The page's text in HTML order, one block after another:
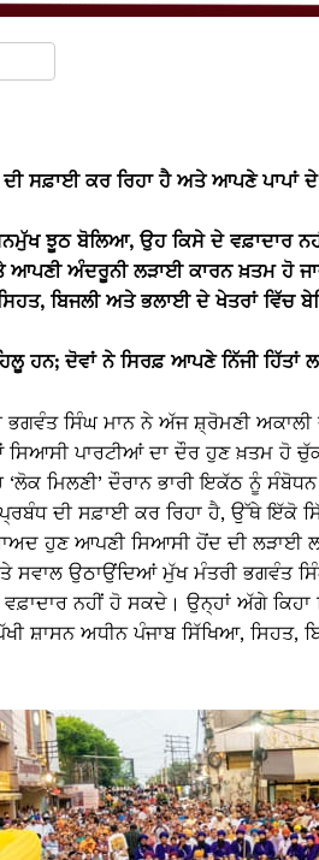
ਸਫ਼ਾਈ ਕਰ ਰਿਹਾ ਹੈ ਅਤੇ ਆਪਣੇ ਪਾਪਾਂ
ਝੂਠ ਬੋਲਿਆ, ਉਹ ਕਿਸੇ ਦੇ ਵਫ਼ਾਦਾਰ
ਅੰਦਰੂਨੀ ਲੜਾਈ ਕਾਰਨ ਖ਼ਤਮ ਹੋ
ਬਿਜਲੀ ਅਤੇ ਭਲਾਈ ਦੇ ਖੇਤਰਾਂ ਵਿੱਚ
ਹਨ; ਦੋਵਾਂ ਨੇ ਸਿਰਫ਼ ਆਪਣੇ ਨਿੱਜੀ ਹਿੱਤਾਂ
ਭਗਵੰਤ ਸਿੰਘ ਮਾਨ ਨੇ ਅੱਜ ਸ਼੍ਰੋਮਣੀ ਅਕਾਲੀ
ਸਿਆਸੀ ਪਾਰਟੀਆਂ ਦਾ ਦੌਰ ਹੁਣ ਖ਼ਤਮ
‘ਲੋਕ ਮਿਲਣੀ’ ਦੌਰਾਨ ਭਾਰੀ ਇਕੱਠ ਨੂੰ
ਪ੍ਰਬੰਧ ਦੀ ਸਫ਼ਾਈ ਕਰ ਰਿਹਾ ਹੈ, ਉੱਥੇ
ਹੁਣ ਆਪਣੀ ਸਿਆਸੀ ਹੋਂਦ ਦੀ ਲੜਾਈ
ਸਵਾਲ ਉਠਾਉਂਦਿਆਂ ਮੁੱਖ ਮੰਤਰੀ ਭਗਵੰਤ
ਨਹੀਂ ਹੋ ਸਕਦੇ। ਉਨ੍ਹਾਂ ਅੱਗੇ
ਸ਼ਾਸਨ ਅਧੀਨ ਪੰਜਾਬ ਸਿੱਖਿਆ, ਸਿਹਤ,